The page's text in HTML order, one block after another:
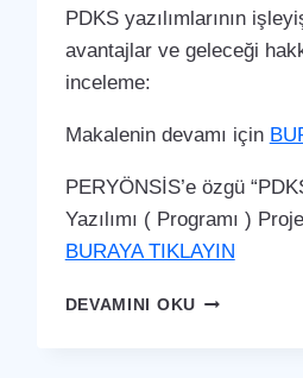
PDKS yazılımlarının
avantajlar ve geleceği
inceleme:
Makalenin devamı için
PERYÖNSİS’e özgü
Yazılımı ( Programı )
BURAYA TIKLAYIN
DEVAMINI OKUTORUL